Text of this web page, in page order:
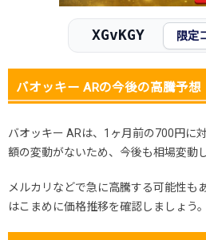
XGvKGY 限定
バオッキー ARの今後の高騰予想
バオッキー ARは、1ヶ月前の700円に
額の変動がないため、今後も相場変動
メルカリなどで急に高騰する可能性も
はこまめに価格推移を確認しましょう。